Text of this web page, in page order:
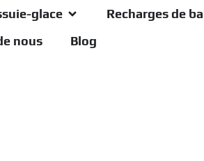
glace Recharges de
nous
Blog